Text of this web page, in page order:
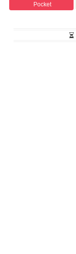
Pocket